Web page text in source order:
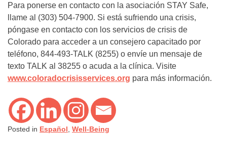
Para ponerse en contacto con la asociación STAY Safe,
llame al (303) 504-7900. Si está sufriendo una crisis,
póngase en contacto con los servicios de crisis de
Colorado para acceder a un consejero capacitado por
teléfono, 844-493-TALK (8255) o envíe un mensaje de
texto TALK al 38255 o acuda a la clínica. Visite
www.coloradocrisisservices.org para más información.
Posted in Español Well-Being